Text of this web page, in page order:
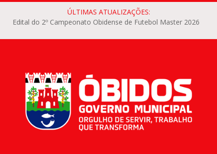
ÚLTIMAS ATUALIZAÇÕES:
Edital do 2º Campeonato Obidense de Futebol Master 2026